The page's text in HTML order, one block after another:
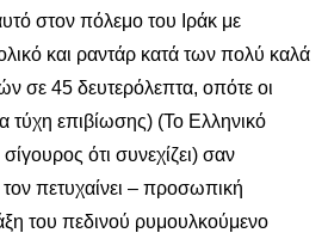
στον πόλεμο του Ιράκ με
και ραντάρ κατά των πολύ καλά
σε 45 δευτερόλεπτα, οπότε οι
τύχη επιβίωσης) (Το Ελληνικό
ότι συνεχίζει) σαν
τον πετυχαίνει – προσωπική
του πεδινού ρυμουλκούμενο